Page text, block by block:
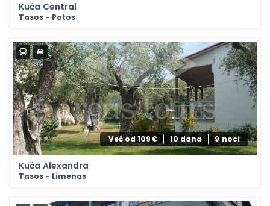
Kuća Central
Tasos - Potos
Već od 109€ 10 dana 9 noci
Kuća Alexandra
Tasos - Limenas